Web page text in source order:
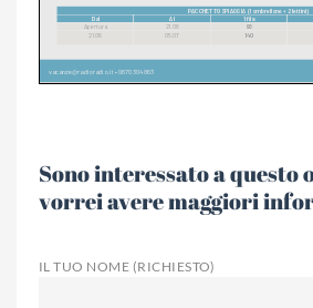
Sono interessato a questo
vorrei avere maggiori
IL TUO NOME (RICHIESTO)